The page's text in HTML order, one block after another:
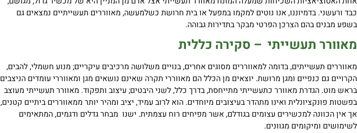
כבד ורעשני. בדמיוננו, אנו נוטים למקמו במפעל או בית חרושת כשלמעשה, מאווררים תעשייתיים נמצאים גם
בשפע מבנים בהם הצרכן הפרטי מבקר בתדירות גבוהה.
מאוורר תעשייתי – סקירה כללית
מאווררים תעשייתים, בדומה למאווררים מסוגים אחרים, בנויים משלושה מרכיבים עיקריים; מנוע חשמלי, להבים,
הקרויים גם כנפיים ומגן מרושת. יוצאים מן הכלל הם מאווררי תקרה שאינם נושאים מגן ומאווררי עומדים הניצבים
בראש מוט. הגדרת מאוורר כתעשייתי מתייחסת, בדרך כלל, לשני היבטים; עיצוב ותפקוד. מאוורר תעשייתי מעוצב
בפשטות פונקציונלית ואינו מתהדר בעיצובים מיוחדים. הוא לרוב עמיד, יציב ומהיר יותר ממאווררים ביתיים קטנים,
אך אין הכוונה למכשירים עצומים בגודלם, אשר מפיחים רוח עצמתית. ישנו מבחר גדלים ודגמים, המתאימים
לשימושים ומיקומים מגוונים.